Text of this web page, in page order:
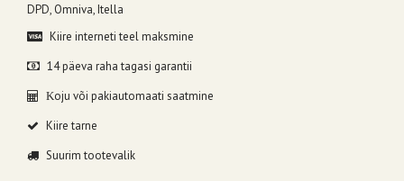
DPD, Omniva, Itella
Kiire interneti teel maksmine
14 päeva raha tagasi garantii
Koju või pakiautomaati saatmine
Kiire tarne
Suurim tootevalik